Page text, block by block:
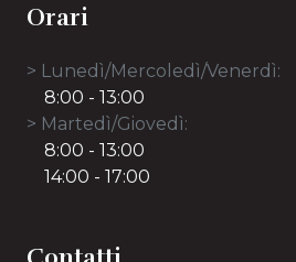
Orari
> Lunedì/Mercoledì/Venerdì:
8:00 - 13:00
> Martedì/Giovedì:
8:00 - 13:00
14:00 - 17:00